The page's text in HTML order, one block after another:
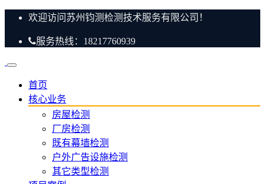
欢迎访问苏州钧测检测技术服务有限公司！
服务热线：18217760939
首页
核心业务
房屋检测
厂房检测
既有幕墙检测
户外广告设施检测
其它类型检测